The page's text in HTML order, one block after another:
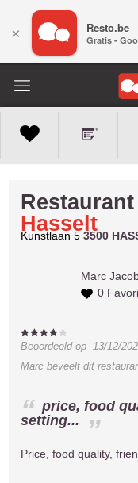
Restaurant
Hasselt
Kunstlaan 53500
Marc
0
Beoordeeld op13/12/
Marc beveelt dit
price, food
setting...
Price, food quality,
× Resto.be
Gratis -